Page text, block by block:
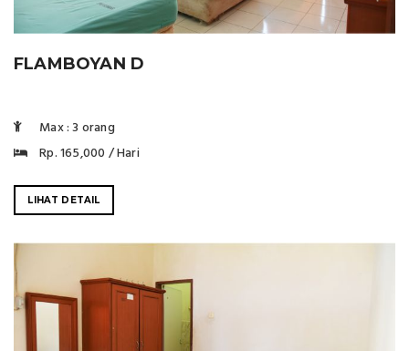
FLAMBOYAN D
Max : 3 orang
Rp. 165,000 / Hari
LIHAT DETAIL